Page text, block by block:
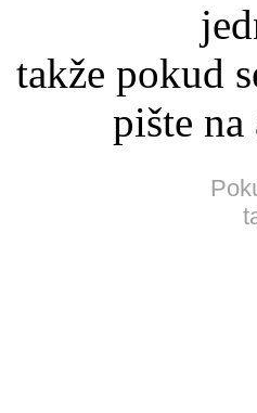
takže pokud
pište